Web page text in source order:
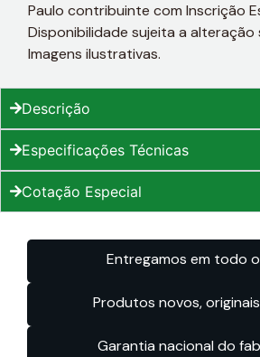
Paulo contribuinte com Inscrição
Disponibilidade sujeita a alteração
Imagens ilustrativas.
Descrição
Especificações Técnicas
Cotação Especial
Entregamos em todo o
Produtos novos,
Garantia nacional do